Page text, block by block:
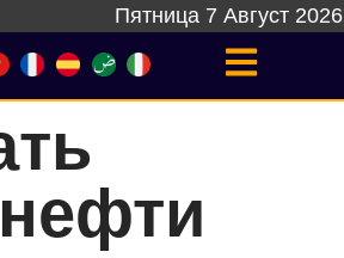
Пятница 7 Август 2026